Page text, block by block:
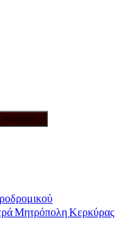
Μητρόπολη Κερκύρας